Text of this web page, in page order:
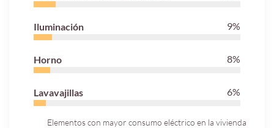
Iluminación 9%
Horno 8%
Lavavajillas 6%
Elementos con mayor consumo eléctrico en la vivienda